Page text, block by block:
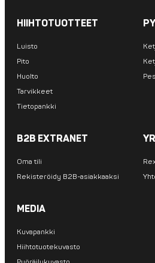
HIIHTOTUOTTEET
Luisto
Pito
Huolto
Tarvikkeet
Tietopankki
B2B EXTRANET
Oma tili
Rekisteröidy B2B-asiakkaaksi
MEDIA
Kuvapankki
Hiihtotuotekuvasto